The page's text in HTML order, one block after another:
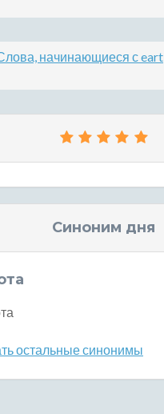
начинающиеся с eart
Синоним дня
остальные синонимы